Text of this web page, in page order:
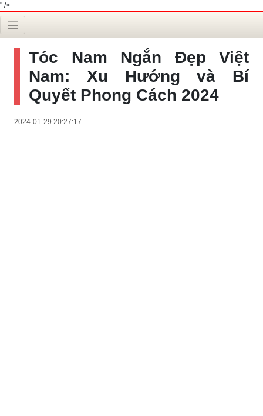
" />
Tóc Nam Ngắn Đẹp Việt
Nam: Xu Hướng và Bí
Quyết Phong Cách 2024
2024-01-29 20:27:17